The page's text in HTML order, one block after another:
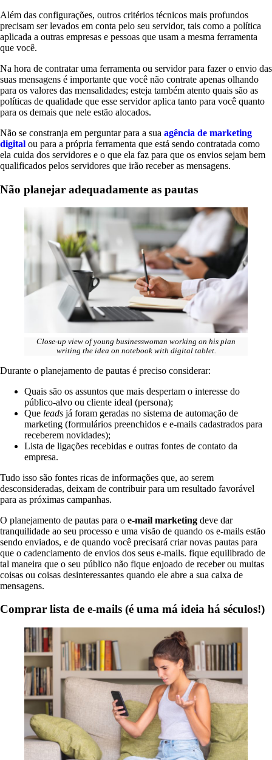
Além das configurações, outros critérios técnicos mais profundos
precisam ser levados em conta pelo seu servidor, tais como a política
aplicada a outras empresas e pessoas que usam a mesma ferramenta
que você.
Na hora de contratar uma ferramenta ou servidor para fazer o envio das
suas mensagens é importante que você não contrate apenas olhando
para os valores das mensalidades; esteja também atento quais são as
políticas de qualidade que esse servidor aplica tanto para você quanto
para os demais que nele estão alocados.
Não se constranja em perguntar para a sua agência de marketing
digital ou para a própria ferramenta que está sendo contratada como
ela cuida dos servidores e o que ela faz para que os envios sejam bem
qualificados pelos servidores que irão receber as mensagens.
Não planejar adequadamente as pautas
Close-up view of young businesswoman working on his plan
writing the idea on notebook with digital tablet.
Durante o planejamento de pautas é preciso considerar:
Quais são os assuntos que mais despertam o interesse do
público-alvo ou cliente ideal (persona);
Que leads já foram geradas no sistema de automação de
marketing (formulários preenchidos e e-mails cadastrados para
receberem novidades);
Lista de ligações recebidas e outras fontes de contato da
empresa.
Tudo isso são fontes ricas de informações que, ao serem
desconsideradas, deixam de contribuir para um resultado favorável
para as próximas campanhas.
O planejamento de pautas para o e-mail marketing deve dar
tranquilidade ao seu processo e uma visão de quando os e-mails estão
sendo enviados, e de quando você precisará criar novas pautas para
que o cadenciamento de envios dos seus e-mails. fique equilibrado de
tal maneira que o seu público não fique enjoado de receber ou muitas
coisas ou coisas desinteressantes quando ele abre a sua caixa de
mensagens.
Comprar lista de e-mails (é uma má ideia há séculos!)